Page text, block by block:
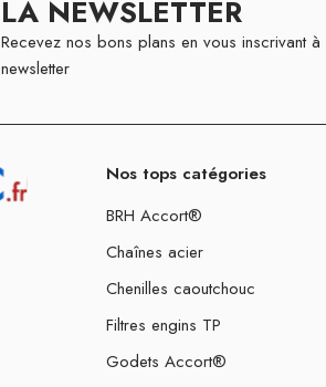
LA NEWSLETTER
Recevez nos bons plans en vous inscrivant à
newsletter
Nos tops catégories
BRH Accort®
Chaînes acier
Chenilles caoutchouc
Filtres engins TP
Godets Accort®